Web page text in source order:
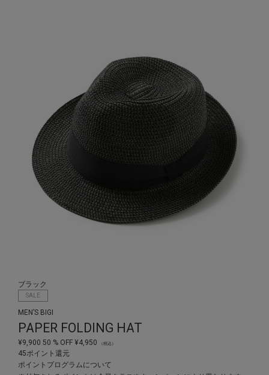
ブラック
SALE
MEN’S BIGI
PAPER FOLDING HAT
¥9,900 50 % OFF ¥4,950 （税込）
45ポイント還元
ポイントプログラムについて